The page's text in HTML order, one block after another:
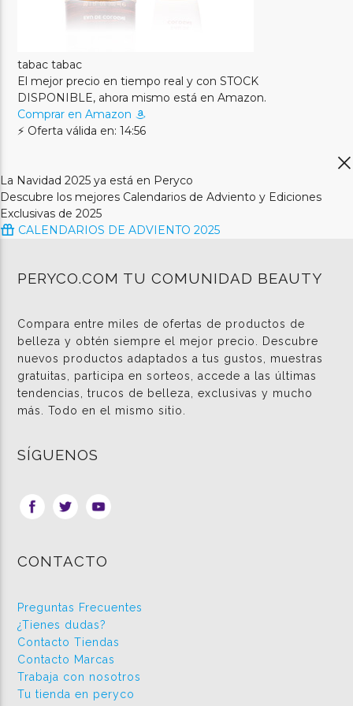
tabac tabac
El mejor precio en tiempo real y con STOCK
DISPONIBLE, ahora mismo está en Amazon.
Comprar en Amazon
⚡ Oferta válida en: 14:56
La Navidad 2025 ya está en Peryco
Descubre los mejores Calendarios de Adviento y Ediciones
Exclusivas de 2025
CALENDARIOS DE ADVIENTO 2025
PERYCO.COM TU COMUNIDAD BEAUTY
Compara entre miles de ofertas de productos de
belleza y obtén siempre el mejor precio. Descubre
nuevos productos adaptados a tus gustos, muestras
gratuitas, participa en sorteos, accede a las últimas
tendencias, trucos de belleza, exclusivas y mucho
más. Todo en el mismo sitio.
SÍGUENOS
CONTACTO
Preguntas Frecuentes
¿Tienes dudas?
Contacto Tiendas
Contacto Marcas
Trabaja con nosotros
Tu tienda en peryco